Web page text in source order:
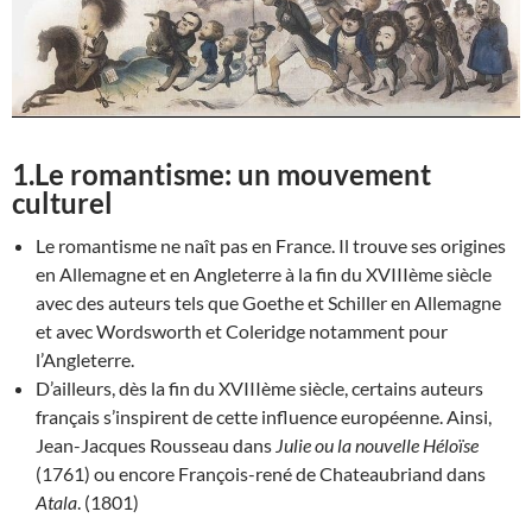
1.Le romantisme: un mouvement
culturel
Le romantisme ne naît pas en France. Il trouve ses origines
en Allemagne et en Angleterre à la fin du XVIIIème siècle
avec des auteurs tels que Goethe et Schiller en Allemagne
et avec Wordsworth et Coleridge notamment pour
l’Angleterre.
D’ailleurs, dès la fin du XVIIIème siècle, certains auteurs
français s’inspirent de cette influence européenne. Ainsi,
Jean-Jacques Rousseau dans Julie ou la nouvelle Héloïse
(1761) ou encore François-rené de Chateaubriand dans
Atala. (1801)